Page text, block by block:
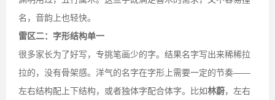
名，音韵上也轻快。
雷区二：字形结构单一
很多家长为了好写，专挑笔画少的字。结果名字写出来稀稀拉
拉的，没有骨架感。洋气的名字在字形上需要一定的节奏——
左右结构配上下结构，或者独体字配合体字。比如林蔚，左右